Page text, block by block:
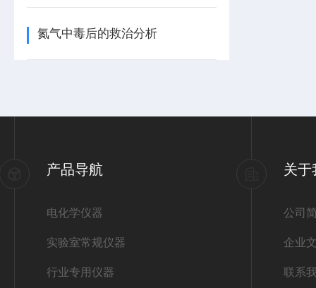
氮气中毒后的救治分析
产品导航
电化学仪器
实验室常规仪器
行业专用仪器
关于
公司
企业
联系